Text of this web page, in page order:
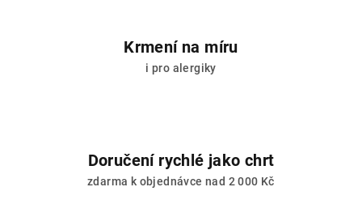
Krmení na míru
i pro alergiky
Doručení rychlé jako chrt
zdarma k objednávce nad 2 000 Kč